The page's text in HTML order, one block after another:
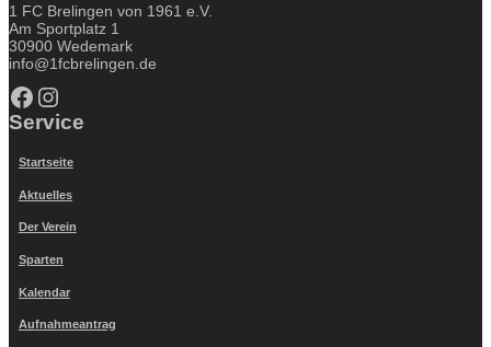
1 FC Brelingen von 1961 e.V.
Am Sportplatz 1
30900 Wedemark
info@1fcbrelingen.de
Facebook Instagram
Service
Startseite
Aktuelles
Der Verein
Sparten
Kalendar
Aufnahmeantrag